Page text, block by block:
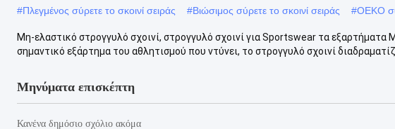
#Πλεγμένος σύρετε το σκοινί σειράς #Βιώσιμος σύρετε το σκοινί σειράς #OEKO
Μη-ελαστικό στρογγυλό σχοινί, στρογγυλό σχοινί για Sportswear τα εξαρτήματα
σημαντικό εξάρτημα του αθλητισμού που ντύνει, το στρογγυλό σχοινί
Μηνύματα επισκέπτη
Κανένα δημόσιο σχόλιο ακόμα